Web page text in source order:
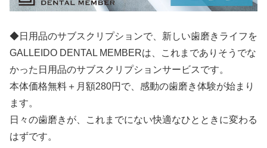
◆日用品のサブスクリプションで、新しい歯磨きライフを
GALLEIDO DENTAL MEMBERは、これまでありそうでな
かった日用品のサブスクリプションサービスです。
本体価格無料＋月額280円で、感動の歯磨き体験が始まり
ます。
日々の歯磨きが、これまでにない快適なひとときに変わる
はずです。